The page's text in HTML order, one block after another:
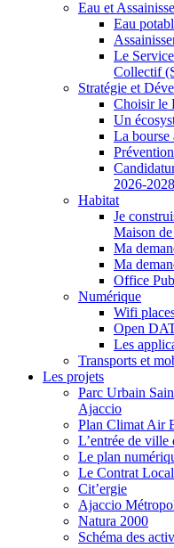
Eau et
Eau
Le
Collectif
Stratégie et
Choisir le
Un
La bourse
2026-2028
Habitat
Je
Maison
Ma
Ma
Office
Numérique
Wifi
Open
Les
Transports et
Les projets
Parc Urbain
Ajaccio
Plan Climat Air
L’entrée de ville
Le plan
Le Contrat
Cit’ergie
Ajaccio
Natura 2000
Schéma des